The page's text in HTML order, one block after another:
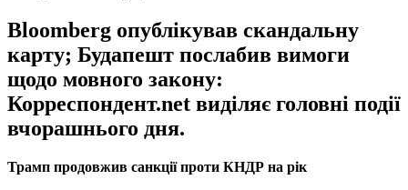
Bloomberg опублікував скандальну
карту; Будапешт послабив вимоги
щодо мовного закону:
Корреспондент.net виділяє головні події
вчорашнього дня.
Трамп продовжив санкції проти КНДР на рік